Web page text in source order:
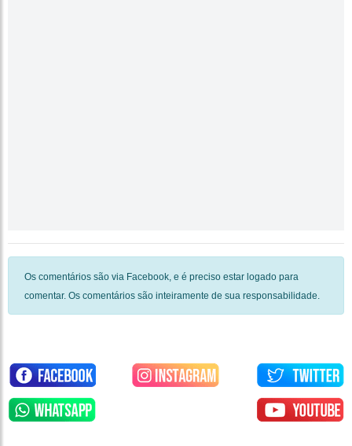
Os comentários são via Facebook, e é preciso estar logado para
comentar. Os comentários são inteiramente de sua responsabilidade.